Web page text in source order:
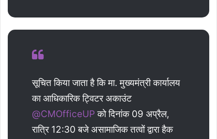
सूचित किया जाता है कि मा. मुख्यमंत्री कार्यालय
का आधिकारिक ट्विटर अकाउंट
@CMOfficeUP को दिनांक 09 अप्रैल,
रात्रि 12:30 बजे असामाजिक तत्वों द्वारा हैक